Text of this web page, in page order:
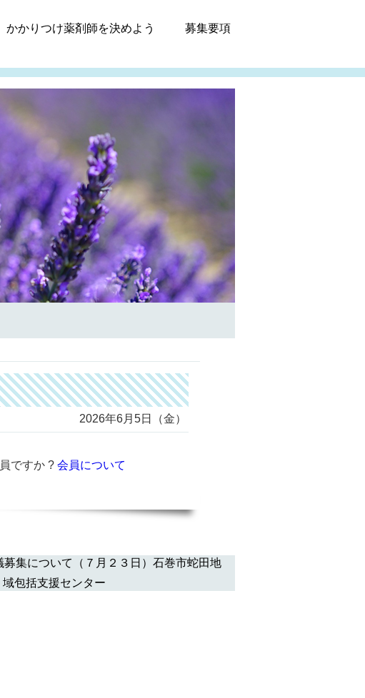
かかりつけ薬剤師を決めよう 募集要項
2026年6月5日（金）
ですか ? 会員について
募集について（７月２３日）石巻市蛇田地
域包括支援センター